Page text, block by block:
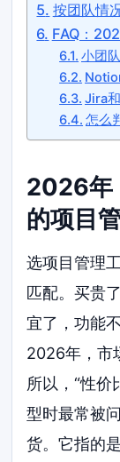
按团队情
FAQ：
小团
Jira
怎么
2026年
的项目
选项目管理
匹配。买贵
宜了，功能
2026年，市
所以，“性价
型时最常被
货。它指的